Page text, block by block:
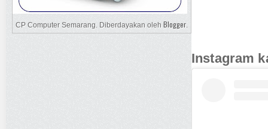
Instagram
CP Computer Semarang. Diberdayakan oleh Blogger.